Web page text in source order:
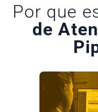
Por que
de